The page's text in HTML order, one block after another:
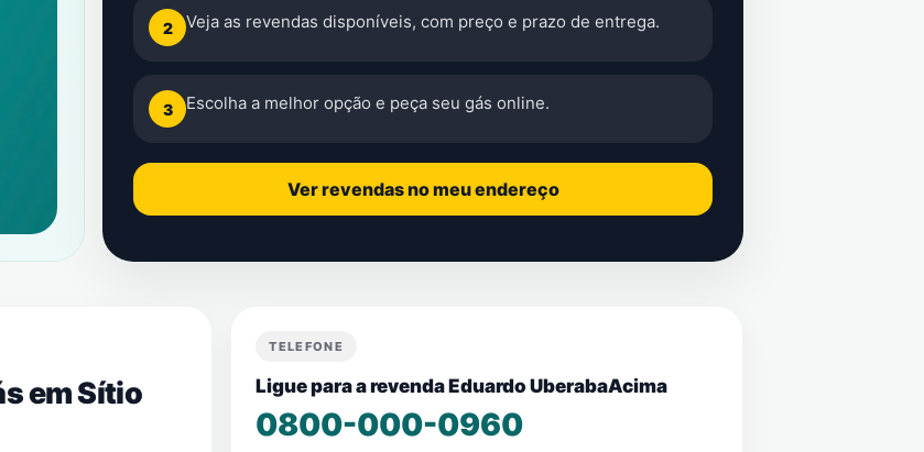
2 Veja as revendas disponíveis, com preço e prazo de entrega.
3 Escolha a melhor opção e peça seu gás online.
Ver revendas no meu endereço
emSítio
TELEFONE
Ligue para a revenda Eduardo UberabaAcima
0800-000-0960